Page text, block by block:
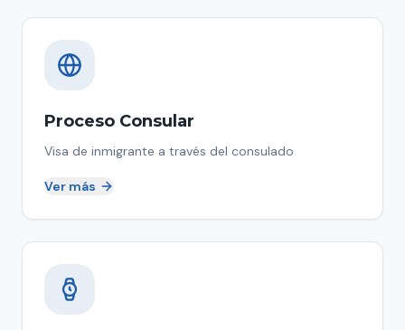
Proceso Consular
Visa de inmigrante a través del consulado
Ver más